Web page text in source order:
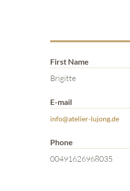
First Name
Brigitte
E-mail
info@atelier-lujong.de
Phone
00491626968035